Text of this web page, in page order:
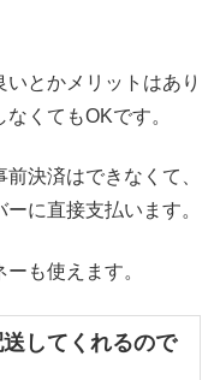
とかメリットはあり
くてもOKです。
決済はできなくて、
に直接支払います。
も使えます。
してくれるので